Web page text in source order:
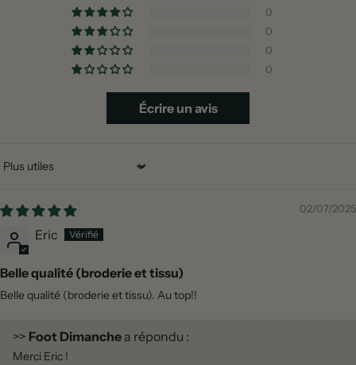
0
0
0
0
Écrire un avis
Sort by
02/07/2025
Eric
Belle qualité (broderie et tissu)
Belle qualité (broderie et tissu). Au top!!
>> Foot Dimanche a répondu :
Merci Eric !